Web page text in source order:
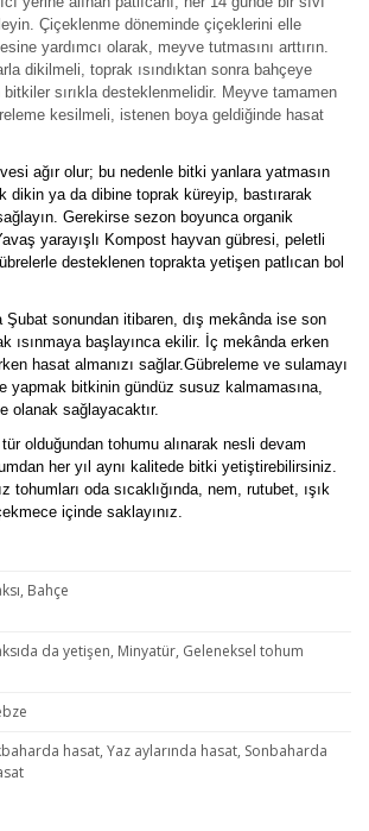
Çiçeklenme döneminde çiçeklerini elle
yardımcı olarak, meyve tutmasını arttırın.
dikilmeli, toprak ısındıktan sonra bahçeye
bitkiler sırıkla desteklenmelidir. Meyve tamamen
kesilmeli, istenen boya geldiğinde hasat
ağır olur; bu nedenle bitki yanlara yatmasın
dikin ya da dibine toprak küreyip, bastırarak
Gerekirse sezon boyunca organik
yarayışlı Kompost hayvan gübresi, peletli
desteklenen toprakta yetişen patlıcan bol
Şubat sonundan itibaren, dış mekânda ise son
ısınmaya başlayınca ekilir. İç mekânda erken
hasat almanızı sağlar.Gübreleme ve sulamayı
yapmak bitkinin gündüz susuz kalmamasına,
olanak sağlayacaktır.
olduğundan tohumu alınarak nesli devam
her yıl aynı kalitede bitki yetiştirebilirsiniz.
tohumları oda sıcaklığında, nem, rutubet, ışık
içinde saklayınız.
Bahçe
da yetişen, Minyatür, Geleneksel tohum
hasat, Yaz aylarında hasat, Sonbaharda